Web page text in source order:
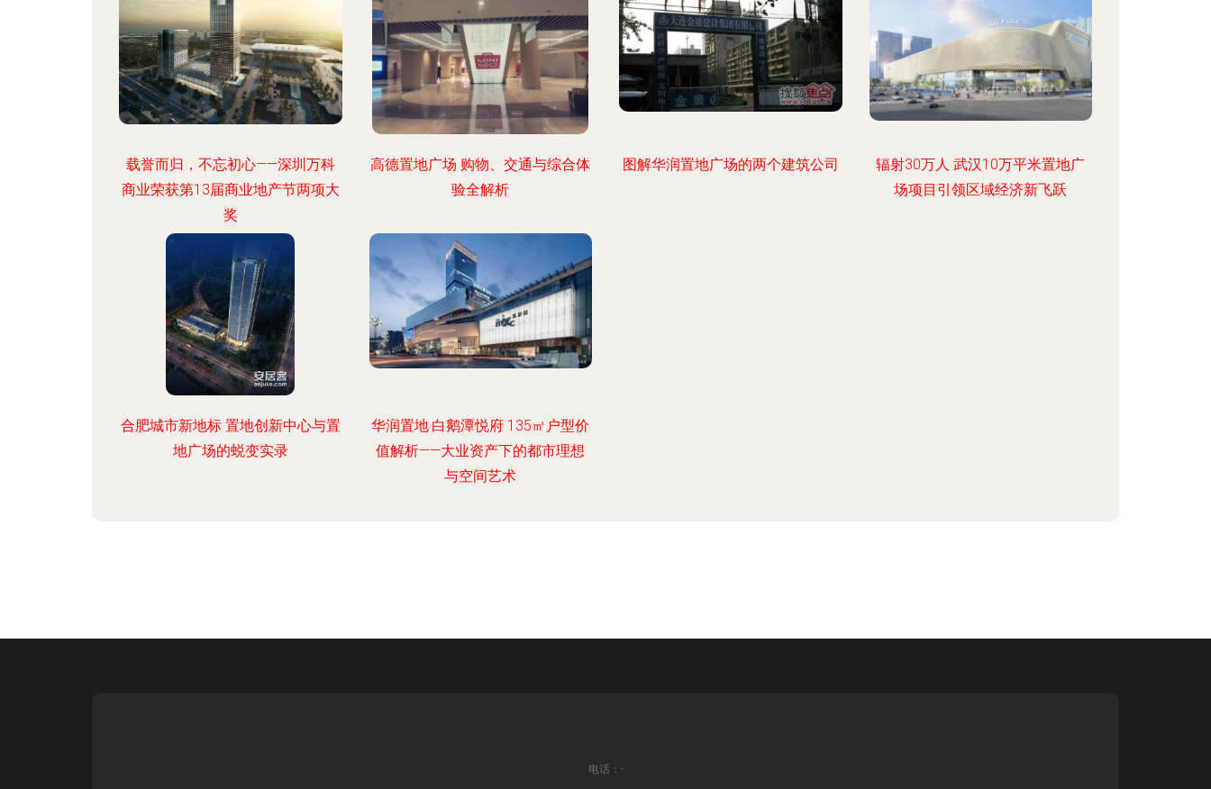
载誉而归，不忘初心——深圳万科
商业荣获第13届商业地产节两项大
奖
高德置地广场 购物、交通与综合体
验全解析
图解华润置地广场的两个建筑公司
辐射30万人 武汉10万平米置地广
场项目引领区域经济新飞跃
合肥城市新地标 置地创新中心与置
地广场的蜕变实录
华润置地·白鹅潭悦府 135㎡户型价
值解析——大业资产下的都市理想
与空间艺术
电话：-